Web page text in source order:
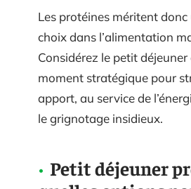
Les protéines méritent donc
choix dans l’alimentation
Considérez le petit déjeuner
moment stratégique pour
apport, au service de
le grignotage insidieux.
Petit déjeuner